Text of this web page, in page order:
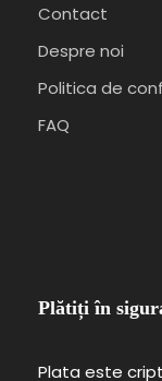
Contact
Despre noi
Politica de
FAQ
Plătiți în
Plata este